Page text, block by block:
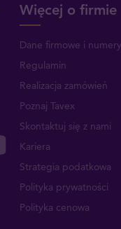
Więcej o firmie
Dane firmowe i
Regulamin
Realizacja zamówień
Poznaj Tavex
Skontaktuj się z nami
Kariera
Strategia podatkowa
Polityka prywatności
Polityka cenowa